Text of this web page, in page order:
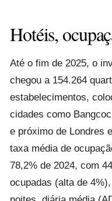
Hotéis,
Até o fim de 2025, o
chegou a 154.264
estabelecimentos,
cidades como
e próximo de Londres
taxa média de
78,2% de 2024, com
ocupadas (alta de